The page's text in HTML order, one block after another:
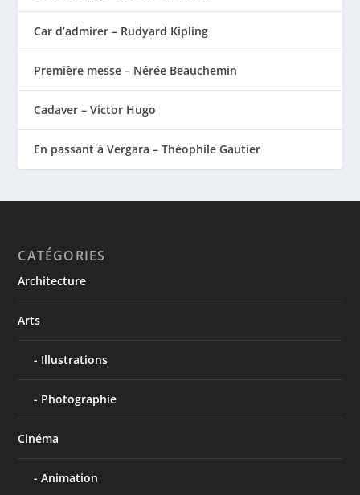
Car d’admirer – Rudyard Kipling
Première messe – Nérée Beauchemin
Cadaver – Victor Hugo
En passant à Vergara – Théophile Gautier
CATÉGORIES
Architecture
Arts
Illustrations
Photographie
Cinéma
Animation